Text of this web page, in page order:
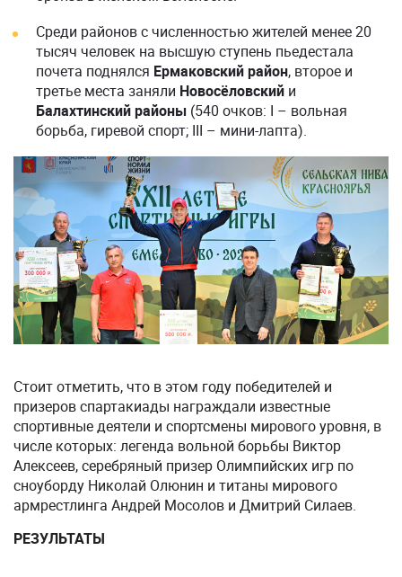
Среди районов с численностью жителей менее 20
тысяч человек на высшую ступень пьедестала
почета поднялся Ермаковский район, второе и
третье места заняли Новосёловский и
Балахтинский районы (540 очков: I – вольная
борьба, гиревой спорт; III – мини-лапта).
Стоит отметить, что в этом году победителей и
призеров спартакиады награждали известные
спортивные деятели и спортсмены мирового уровня, в
числе которых: легенда вольной борьбы Виктор
Алексеев, серебряный призер Олимпийских игр по
сноуборду Николай Олюнин и титаны мирового
армрестлинга Андрей Мосолов и Дмитрий Силаев.
РЕЗУЛЬТАТЫ